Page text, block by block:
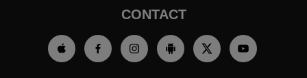
CONTACT